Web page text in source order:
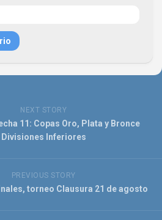
NEXT STORY
11: Copas Oro, Plata y Bronce
Divisiones Inferiores
PREVIOUS STORY
torneo Clausura 21 de agosto